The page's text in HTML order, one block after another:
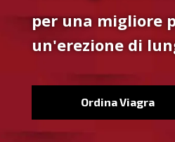
per una migliore
un'erezione di
Ordina Viagra